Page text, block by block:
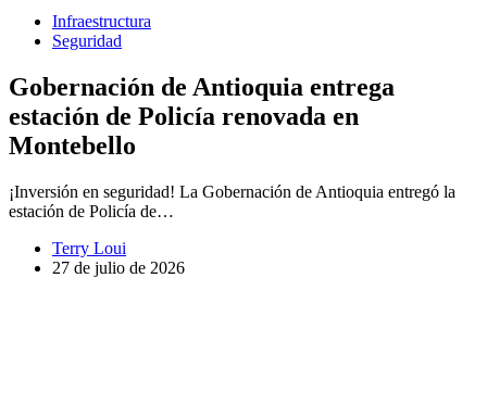
Infraestructura
Seguridad
Gobernación de Antioquia entrega
estación de Policía renovada en
Montebello
¡Inversión en seguridad! La Gobernación de Antioquia entregó la
estación de Policía de…
Terry Loui
27 de julio de 2026